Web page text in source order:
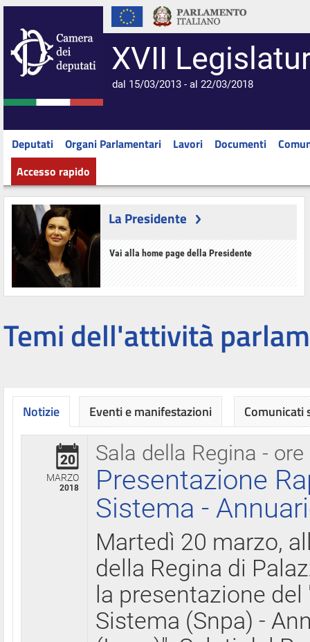
XVII
dal 15/03/2013 - al 22/03/2018
Deputati Organi Parlamentari Lavori Documenti
Accesso rapido
La Presidente
Vai alla home page della Presidente
Temi dell'attività
Notizie
Sala della Regina - ore
20
MARZO
2018
Presentazione
Sistema -
Martedì 20 marzo,
della Regina di
la presentazione
Sistema (Snpa) -
Eventi e manifestazioni Comunicati